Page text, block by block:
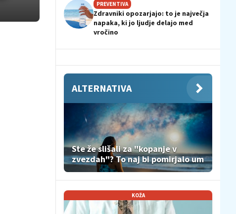
PREVENTIVA
Zdravniki opozarjajo: to je največja
napaka, ki jo ljudje delajo med
vročino
ALTERNATIVA
Ste že slišali za "kopanje v
zvezdah"? To naj bi pomirjalo um
KOŽA